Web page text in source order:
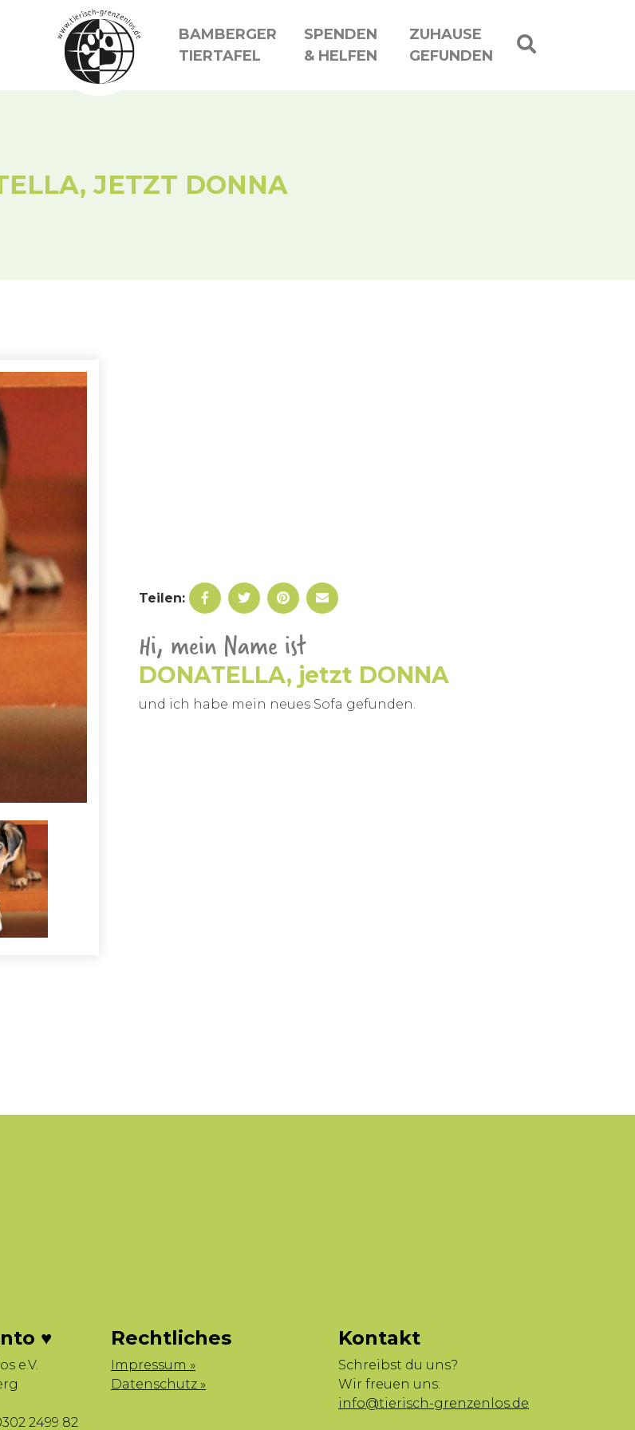
BAMBERGER
TIERTAFEL
SPENDEN
& HELFEN
ZUHAUSE
GEFUNDEN
JETZT DONNA
Teilen:
Hi, mein Name ist
DONATELLA, jetzt DONNA
und ich habe mein neues Sofa gefunden.
♥
e.V.
2499 82
Rechtliches
Impressum »
Datenschutz »
Kontakt
Schreibst du uns?
Wir freuen uns:
info@tierisch-grenzenlos.de